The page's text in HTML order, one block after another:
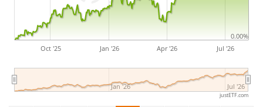
Oct '25 Jan '26 Apr '26 Jul '26
Jan '26 Jul '26
0.00%
justETF.com